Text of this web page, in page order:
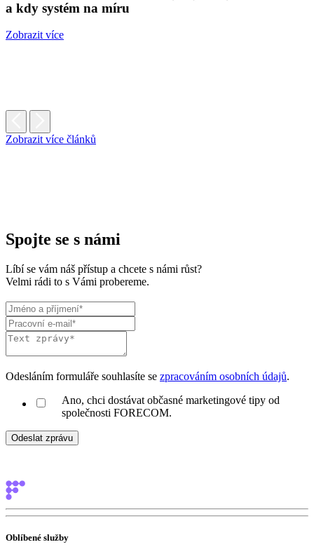
a kdy systém na míru
Zobrazit více
Zobrazit více článků
Spojte se s námi
Líbí se vám náš přístup a chcete s námi růst?
Velmi rádi to s Vámi probereme.
Odesláním formuláře souhlasíte se zpracováním osobních údajů.
Ano, chci dostávat občasné marketingové tipy od
společnosti FORECOM.
Oblíbené služby